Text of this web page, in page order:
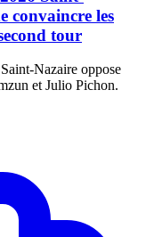
convaincre les
tour
Nazaire oppose
et Julio Pichon.